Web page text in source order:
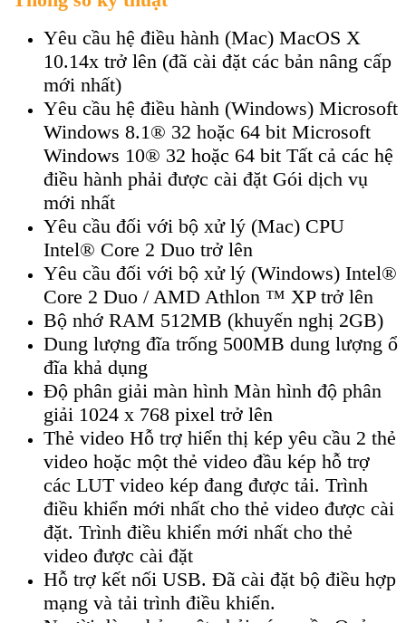
Yêu cầu hệ điều hành (Mac) MacOS X
10.14x trở lên (đã cài đặt các bản nâng cấp
mới nhất)
Yêu cầu hệ điều hành (Windows) Microsoft
Windows 8.1® 32 hoặc 64 bit Microsoft
Windows 10® 32 hoặc 64 bit Tất cả các hệ
điều hành phải được cài đặt Gói dịch vụ
mới nhất
Yêu cầu đối với bộ xử lý (Mac) CPU
Intel® Core 2 Duo trở lên
Yêu cầu đối với bộ xử lý (Windows) Intel®
Core 2 Duo / AMD Athlon ™ XP trở lên
Bộ nhớ RAM 512MB (khuyến nghị 2GB)
Dung lượng đĩa trống 500MB dung lượng ổ
đĩa khả dụng
Độ phân giải màn hình Màn hình độ phân
giải 1024 x 768 pixel trở lên
Thẻ video Hỗ trợ hiển thị kép yêu cầu 2 thẻ
video hoặc một thẻ video đầu kép hỗ trợ
các LUT video kép đang được tải. Trình
điều khiển mới nhất cho thẻ video được cài
đặt. Trình điều khiển mới nhất cho thẻ
video được cài đặt
Hỗ trợ kết nối USB. Đã cài đặt bộ điều hợp
mạng và tải trình điều khiển.